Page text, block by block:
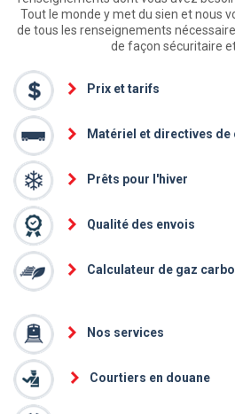
Tout le monde y met du sien et nous
de tous les renseignements
de façon sécuritaire
Prix et tarifs
Matériel et directives de
Prêts pour l'hiver
Qualité des envois
Calculateur de gaz
Nos services
Courtiers en douane